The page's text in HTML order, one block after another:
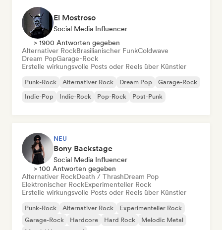
El Mostroso
Social Media Influencer
> 1900 Antworten gegeben
Alternativer RockBrasilianischer FunkColdwave
Dream PopGarage-Rock
Erstelle wirkungsvolle Posts oder Reels über Künstler
Punk-Rock Alternativer Rock Dream Pop
Garage-Rock
Indie-Pop
Indie-Rock Pop-Rock Post-Punk
NEU
Bony Backstage
Social Media Influencer
> 100 Antworten gegeben
Alternativer RockDeath / ThrashDream Pop
Elektronischer RockExperimenteller Rock
Erstelle wirkungsvolle Posts oder Reels über Künstler
Punk-Rock Alternativer Rock
Experimenteller Rock
Garage-Rock
Hardcore Hard Rock
Melodic Metal